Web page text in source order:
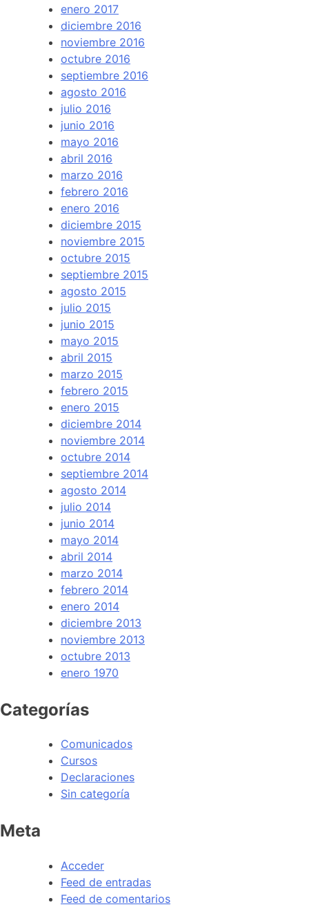
enero 2017
diciembre 2016
noviembre 2016
octubre 2016
septiembre 2016
agosto 2016
julio 2016
junio 2016
mayo 2016
abril 2016
marzo 2016
febrero 2016
enero 2016
diciembre 2015
noviembre 2015
octubre 2015
septiembre 2015
agosto 2015
julio 2015
junio 2015
mayo 2015
abril 2015
marzo 2015
febrero 2015
enero 2015
diciembre 2014
noviembre 2014
octubre 2014
septiembre 2014
agosto 2014
julio 2014
junio 2014
mayo 2014
abril 2014
marzo 2014
febrero 2014
enero 2014
diciembre 2013
noviembre 2013
octubre 2013
enero 1970
Categorías
Comunicados
Cursos
Declaraciones
Sin categoría
Meta
Acceder
Feed de entradas
Feed de comentarios